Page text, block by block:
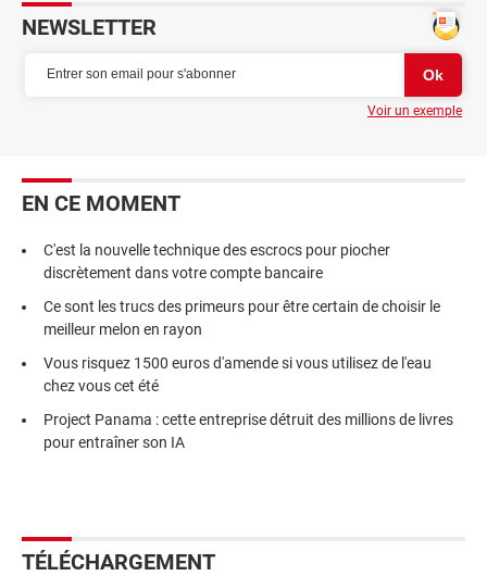
NEWSLETTER
Voir un exemple
EN CE MOMENT
C'est la nouvelle technique des escrocs pour piocher
discrètement dans votre compte bancaire
Ce sont les trucs des primeurs pour être certain de choisir le
meilleur melon en rayon
Vous risquez 1500 euros d'amende si vous utilisez de l'eau
chez vous cet été
Project Panama : cette entreprise détruit des millions de livres
pour entraîner son IA
TÉLÉCHARGEMENT